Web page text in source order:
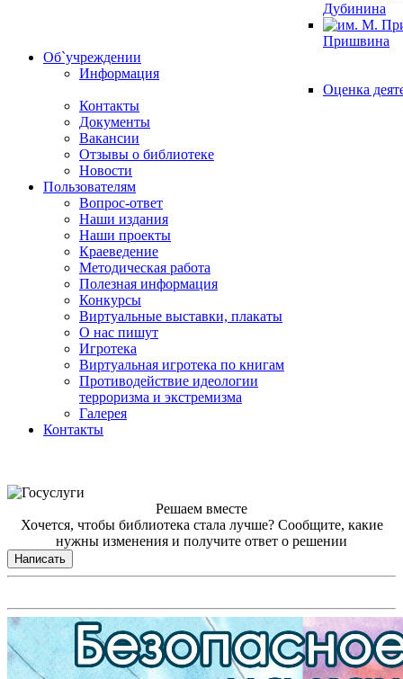
Дубинина
Пришвина
Об`учреждении
Информация
Оценка
Контакты
Документы
Вакансии
Отзывы о библиотеке
Новости
Пользователям
Вопрос-ответ
Наши издания
Наши проекты
Краеведение
Методическая работа
Полезная информация
Конкурсы
Виртуальные выставки, плакаты
О нас пишут
Игротека
Виртуальная игротека по книгам
Противодействие идеологии
терроризма и экстремизма
Галерея
Контакты
Решаем вместе
Хочется, чтобы библиотека стала лучше? Сообщите, какие
нужны изменения и получите ответ о решении
Написать